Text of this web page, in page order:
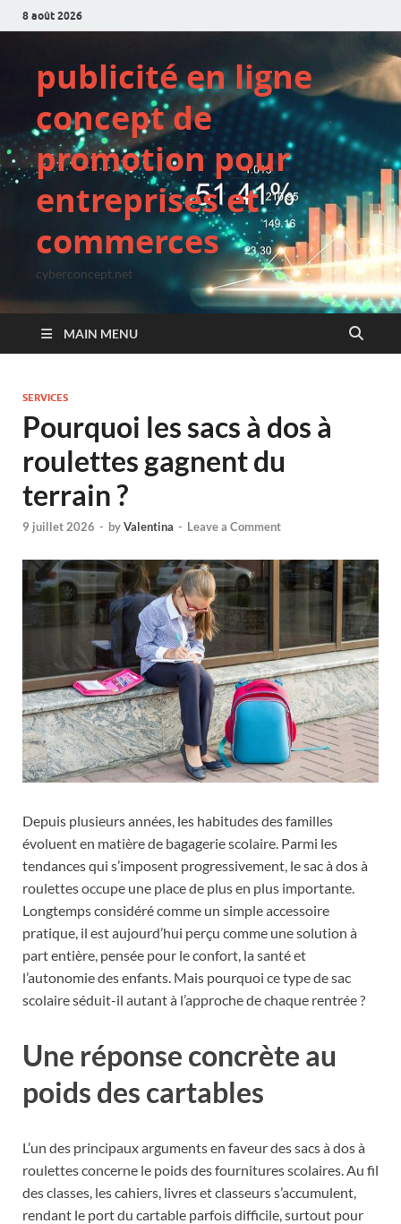
8 août 2026
publicité en ligne
concept de
promotion pour
entreprises et
commerces
cyberconcept.net
MAIN MENU
SERVICES
Pourquoi les sacs à dos à
roulettes gagnent du
terrain ?
9 juillet 2026 - byValentina - Leave a Comment
Depuis plusieurs années, les habitudes des familles
évoluent en matière de bagagerie scolaire. Parmi les
tendances qui s’imposent progressivement, le sac à dos à
roulettes occupe une place de plus en plus importante.
Longtemps considéré comme un simple accessoire
pratique, il est aujourd’hui perçu comme une solution à
part entière, pensée pour le confort, la santé et
l’autonomie des enfants. Mais pourquoi ce type de sac
scolaire séduit-il autant à l’approche de chaque rentrée ?
Une réponse concrète au
poids des cartables
L’un des principaux arguments en faveur des sacs à dos à
roulettes concerne le poids des fournitures scolaires. Au fil
des classes, les cahiers, livres et classeurs s’accumulent,
rendant le port du cartable parfois difficile, surtout pour